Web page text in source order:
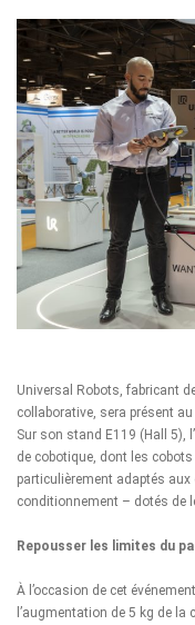
Universal Robots , fabricant
collaborative, sera présent
Sur son stand E119 (Hall 5),
de cobotique, dont les
particulièrement adaptés
conditionnement – dotés de
Repousser les limites du
À l’occasion de cet
l’augmentation de 5 kg de la